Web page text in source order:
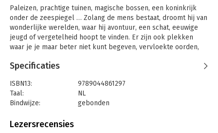
Paleizen, prachtige tuinen, magische bossen, een koninkrijk
onder de zeespiegel … Zolang de mens bestaat, droomt hij van
wonderlijke werelden, waar hij avontuur, een schat, eeuwige
jeugd of vergetelheid hoopt te vinden. Er zijn ook plekken
waar je je maar beter niet kunt begeven, vervloekte oorden,
zoals Atlantis, hoef je niet eens op zoek te gaan. Soms word je
die door een tornado naar het Land van Oz wordt gebracht.
Maar in Zweinstein komen is een makkie: gewoon door de muur
lopen op perron 9¾ van het Londense station King’s Cross …
Een boek vol hemels gezang, ijselijk gekrijs, kabbelend water
Specificaties
ISBN13:
9789044861297
Taal:
NL
Bindwijze:
gebonden
Uitgever:
Lezersrecensies